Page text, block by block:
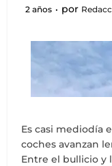
2 años por
Es casi mediodía
coches avanzan
Entre el bullicio y